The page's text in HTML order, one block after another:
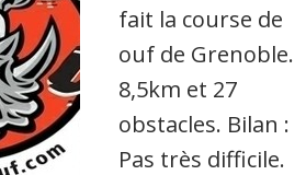
fait la course de
ouf de Grenoble.
8,5km et 27
obstacles. Bilan :
Pas très difficile.